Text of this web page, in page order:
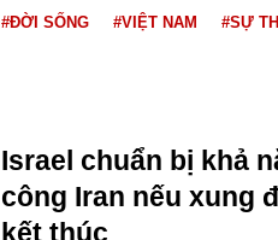
#ĐỜI SỐNG #VIỆT NAM #SỰ
Israel chuẩn bị khả
công Iran nếu xung
kết thúc